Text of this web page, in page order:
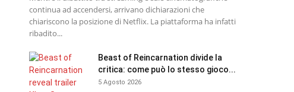
continua ad accendersi, arrivano dichiarazioni che
chiariscono la posizione di Netflix. La piattaforma ha infatti
ribadito...
Beast of Reincarnation divide la
critica: come può lo stesso gioco...
5 Agosto 2026